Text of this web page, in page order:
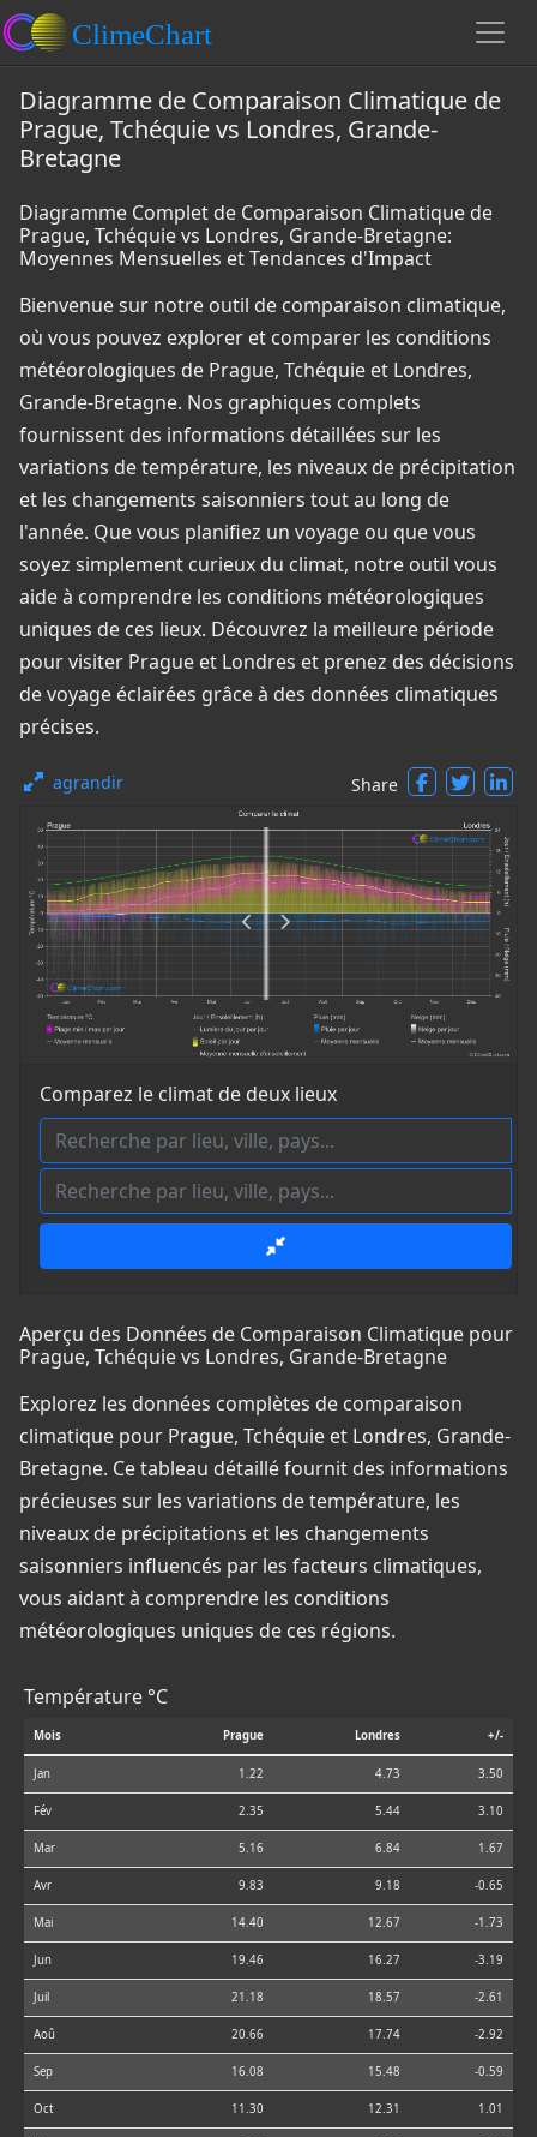
Diagramme de Comparaison Climatique de
Prague, Tchéquie vs Londres, Grande-
Bretagne
Diagramme Complet de Comparaison Climatique de
Prague, Tchéquie vs Londres, Grande-Bretagne:
Moyennes Mensuelles et Tendances d'Impact
Bienvenue sur notre outil de comparaison climatique,
où vous pouvez explorer et comparer les conditions
météorologiques de Prague, Tchéquie et Londres,
Grande-Bretagne. Nos graphiques complets
fournissent des informations détaillées sur les
variations de température, les niveaux de précipitation
et les changements saisonniers tout au long de
l'année. Que vous planifiez un voyage ou que vous
soyez simplement curieux du climat, notre outil vous
aide à comprendre les conditions météorologiques
uniques de ces lieux. Découvrez la meilleure période
pour visiter Prague et Londres et prenez des décisions
de voyage éclairées grâce à des données climatiques
précises.
agrandir Share
Comparez le climat de deux lieux
Aperçu des Données de Comparaison Climatique pour
Prague, Tchéquie vs Londres, Grande-Bretagne
Explorez les données complètes de comparaison
climatique pour Prague, Tchéquie et Londres, Grande-
Bretagne. Ce tableau détaillé fournit des informations
précieuses sur les variations de température, les
niveaux de précipitations et les changements
saisonniers influencés par les facteurs climatiques,
vous aidant à comprendre les conditions
météorologiques uniques de ces régions.
Température °C
Mois Prague Londres +/-
Jan 1.22 4.73 3.50
Fév 2.35 5.44 3.10
Mar 5.16 6.84 1.67
Avr 9.83 9.18 -0.65
Mai 14.40 12.67 -1.73
Jun 19.46 16.27 -3.19
Juil 21.18 18.57 -2.61
Aoû 20.66 17.74 -2.92
Sep 16.08 15.48 -0.59
Oct 11.30 12.31 1.01